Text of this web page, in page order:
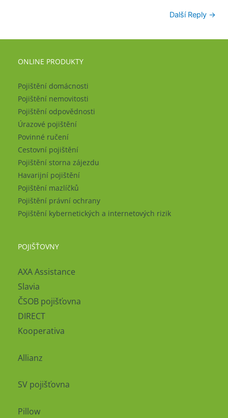
Další Reply →
ONLINE PRODUKTY
Pojištění domácnosti
Pojištění nemovitosti
Pojištění odpovědnosti
Úrazové pojištění
Povinné ručení
Cestovní pojištění
Pojištění storna zájezdu
Havarijní pojištění
Pojištění mazlíčků
Pojištění právní ochrany
Pojištění kybernetických a internetových rizik
POJIŠŤOVNY
AXA Assistance
Slavia
ČSOB pojišťovna
DIRECT
Kooperativa
Allianz
SV pojišťovna
Pillow